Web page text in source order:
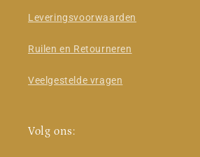
Leveringsvoorwaarden
Ruilen en Retourneren
Veelgestelde vragen
Volg ons: